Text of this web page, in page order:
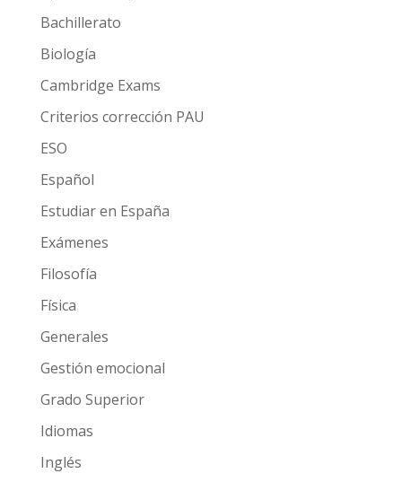
Bachillerato
Biología
Cambridge Exams
Criterios corrección PAU
ESO
Español
Estudiar en España
Exámenes
Filosofía
Física
Generales
Gestión emocional
Grado Superior
Idiomas
Inglés